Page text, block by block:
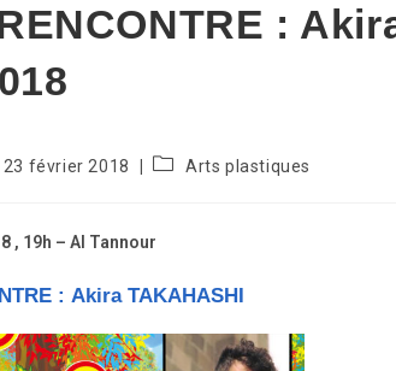
:
23 février 2018
PostArts plastiques
, 19h – Al Tannour
: Akira TAKAHASHI